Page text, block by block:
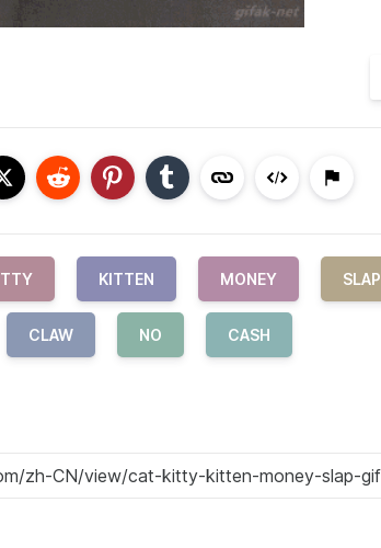
KITTEN MONEY SLAP
CLAW NO CASH